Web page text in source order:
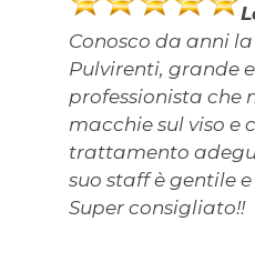
Conosco da anni
Pulvirenti, grande
professionista che
macchie sul viso e
trattamento
suo staff è gentile
Super consigliato!!